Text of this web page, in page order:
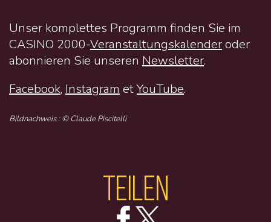
Unser komplettes Programm finden Sie im
CASINO 2000-Veranstaltungskalenderoder
abonnieren Sie unseren Newsletter.
Facebook, Instagram etYouTube.
Bildnachweis : © Claude Piscitelli
Teilen